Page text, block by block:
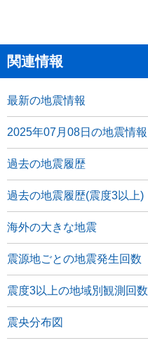
関連情報
最新の地震情報
2025年07月08日の地震情報
過去の地震履歴
過去の地震履歴(震度3以上)
海外の大きな地震
震源地ごとの地震発生回数
震度3以上の地域別観測回数
震央分布図